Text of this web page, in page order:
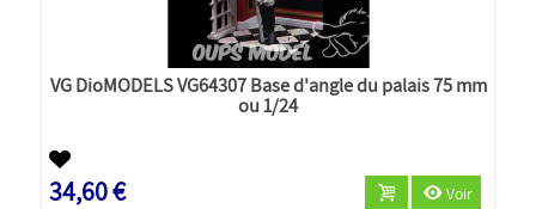
VG DioMODELS VG64307 Base d'angle du palais 75 mm
ou 1/24
34,60 € Voir